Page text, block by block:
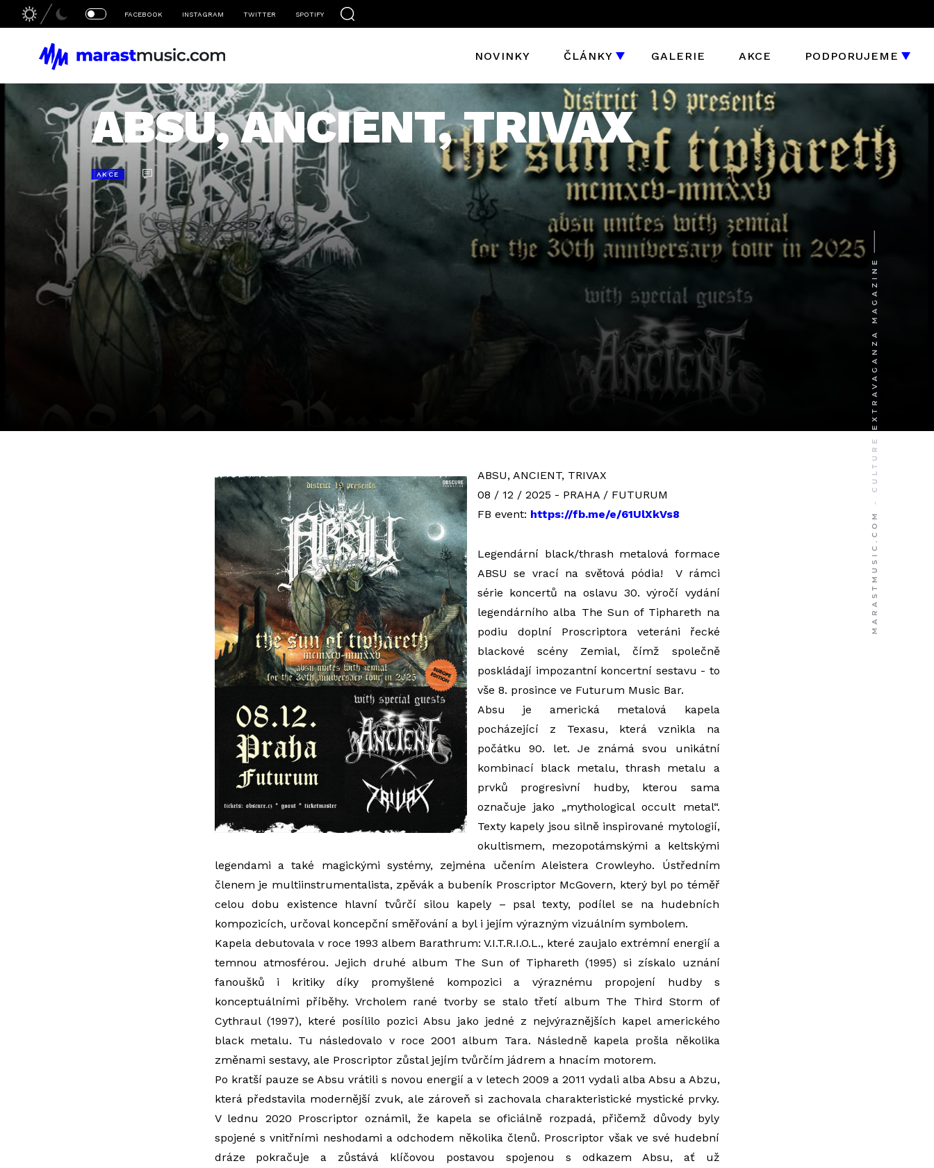
FACEBOOK INSTAGRAM TWITTER SPOTIFY
NOVINKY ČLÁNKY GALERIE AKCE PODPORUJEME
ABSU, ANCIENT, TRIVAX
AKCE
ABSU, ANCIENT, TRIVAX
08 / 12 / 2025 - PRAHA / FUTURUM
FB event: https://fb.me/e/61UlXkVs8
Legendární black/thrash metalová formace
ABSU se vrací na světová pódia! V rámci
série koncertů na oslavu 30. výročí vydání
legendárního alba The Sun of Tiphareth na
podiu doplní Proscriptora veteráni řecké
blackové scény Zemial, čímž společně
poskládají impozantní koncertní sestavu - to
vše 8. prosince ve Futurum Music Bar.
Absu je americká metalová kapela
pocházející z Texasu, která vznikla na
počátku 90. let. Je známá svou unikátní
kombinací black metalu, thrash metalu a
prvků progresivní hudby, kterou sama
označuje jako „mythological occult metal“.
Texty kapely jsou silně inspirované mytologií,
okultismem, mezopotámskými a keltskými
legendami a také magickými systémy, zejména učením Aleistera Crowleyho. Ústředním
členem je multiinstrumentalista, zpěvák a bubeník Proscriptor McGovern, který byl po téměř
celou dobu existence hlavní tvůrčí silou kapely – psal texty, podílel se na hudebních
kompozicích, určoval koncepční směřování a byl i jejím výrazným vizuálním symbolem.
Kapela debutovala v roce 1993 albem Barathrum: V.I.T.R.I.O.L., které zaujalo extrémní energií a
temnou atmosférou. Jejich druhé album The Sun of Tiphareth (1995) si získalo uznání
fanoušků i kritiky díky promyšlené kompozici a výraznému propojení hudby s
konceptuálními příběhy. Vrcholem rané tvorby se stalo třetí album The Third Storm of
Cythraul (1997), které posílilo pozici Absu jako jedné z nejvýraznějších kapel amerického
black metalu. Tu následovalo v roce 2001 album Tara. Následně kapela prošla několika
změnami sestavy, ale Proscriptor zůstal jejím tvůrčím jádrem a hnacím motorem.
Po kratší pauze se Absu vrátili s novou energií a v letech 2009 a 2011 vydali alba Absu a Abzu,
která představila modernější zvuk, ale zároveň si zachovala charakteristické mystické prvky.
V lednu 2020 Proscriptor oznámil, že kapela se oficiálně rozpadá, přičemž důvody byly
spojené s vnitřními neshodami a odchodem několika členů. Proscriptor však ve své hudební
dráze pokračuje a zůstává klíčovou postavou spojenou s odkazem Absu, ať už